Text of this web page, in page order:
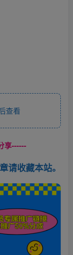
查看
享------
请收藏本站。